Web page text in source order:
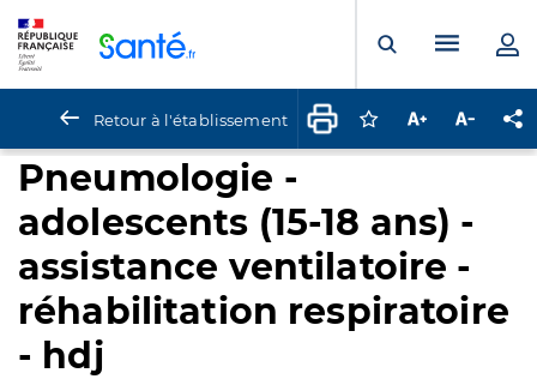
Ouvrir laMenu
Retour à l'établissement Connectez-vous
Augmenter la
Pneumologie -
adolescents (15-18 ans) -
assistance ventilatoire -
réhabilitation respiratoire
- hdj